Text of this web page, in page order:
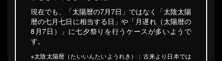
現在でも、「太陽暦の7月7日」ではなく「太陰太陽
暦の七月七日に相当する日」や「月遅れ（太陽暦の
8月7日）」に七夕祭りを行うケースが多いようで
す。
※太陰太陽暦（たいいんたいようれき）：古来より日本では